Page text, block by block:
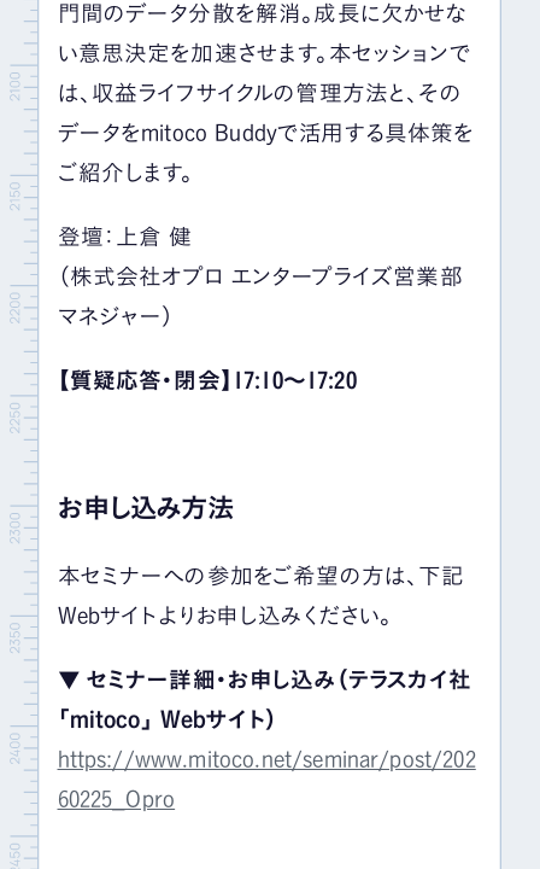
門間のデータ分散を解消。成長に欠かせな
い意思決定を加速させます。本セッションで
は、収益ライフサイクルの管理方法と、その
データをmitoco Buddyで活用する具体策を
ご紹介します。
登壇：上倉 健
（株式会社オプロ エンタープライズ営業部
マネジャー）
【質疑応答・閉会】17:10～17:20
お申し込み方法
本セミナーへの参加をご希望の方は、下記
Webサイトよりお申し込みください。
▼ セミナー詳細・お申し込み（テラスカイ社
「mitoco」 Webサイト）
https://www.mitoco.net/seminar/post/202
60225_Opro